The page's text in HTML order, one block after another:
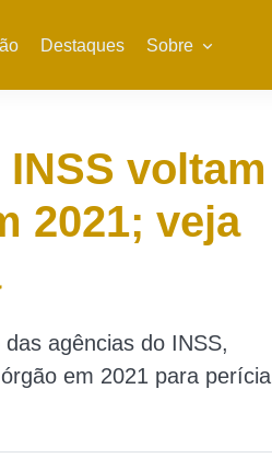
Destaques Sobre
voltam
2021; veja
agências do INSS,
em 2021 para perícia